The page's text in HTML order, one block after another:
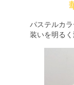
パステルカ
装いを明るく